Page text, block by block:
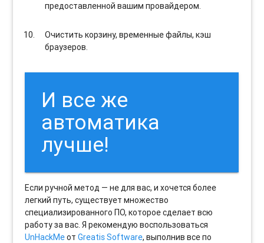
предоставленной вашим провайдером.
Очистить корзину, временные файлы, кэш
браузеров.
И все же
автоматика
лучше!
Если ручной метод — не для вас, и хочется более
легкий путь, существует множество
специализированного ПО, которое сделает всю
работу за вас. Я рекомендую воспользоваться
UnHackMeотGreatis Software, выполнив все по